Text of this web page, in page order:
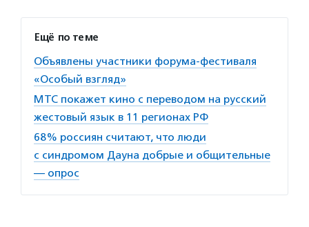
Ещё по теме
Объявлены участники форума-фестиваля
«Особый взгляд»
МТС покажет кино с переводом на русский
жестовый язык в 11 регионах РФ
68% россиян считают, что люди
с синдромом Дауна добрые и общительные
— опрос